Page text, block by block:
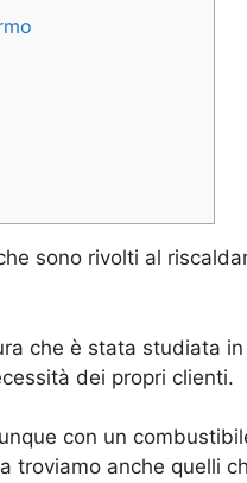
sono rivolti al
che è stata studiata
dei propri clienti.
con un
anche quelli